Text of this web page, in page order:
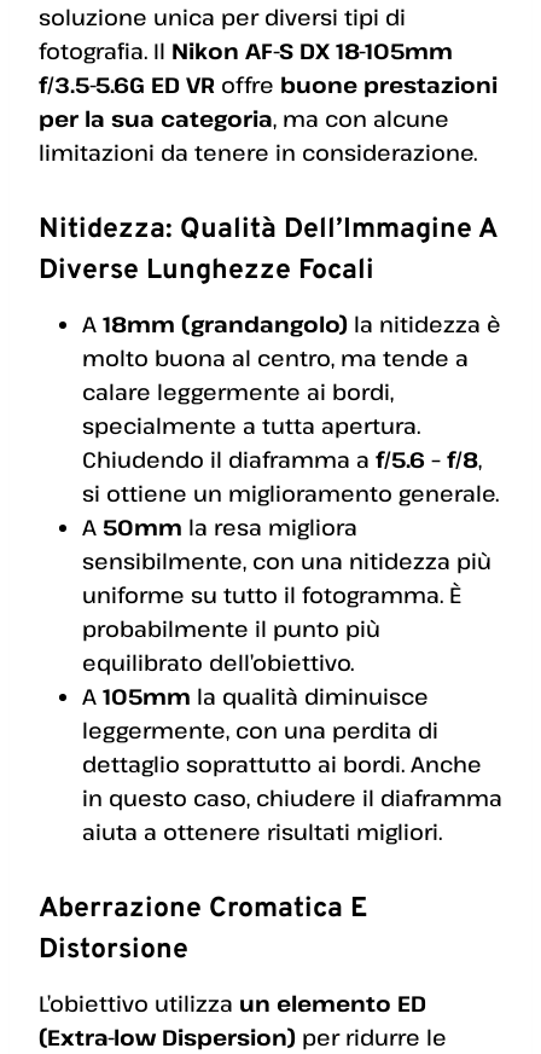
soluzione unica per diversi tipi di
fotografia. Il Nikon AF-S DX 18-105mm
f/3.5-5.6G ED VR offre buone prestazioni
per la sua categoria, ma con alcune
limitazioni da tenere in considerazione.
Nitidezza: Qualità Dell’Immagine A
Diverse Lunghezze Focali
A 18mm (grandangolo) la nitidezza è
molto buona al centro, ma tende a
calare leggermente ai bordi,
specialmente a tutta apertura.
Chiudendo il diaframma a f/5.6 – f/8,
si ottiene un miglioramento generale.
A 50mm la resa migliora
sensibilmente, con una nitidezza più
uniforme su tutto il fotogramma. È
probabilmente il punto più
equilibrato dell’obiettivo.
A 105mm la qualità diminuisce
leggermente, con una perdita di
dettaglio soprattutto ai bordi. Anche
in questo caso, chiudere il diaframma
aiuta a ottenere risultati migliori.
Aberrazione Cromatica E
Distorsione
L’obiettivo utilizza un elemento ED
(Extra-low Dispersion) per ridurre le